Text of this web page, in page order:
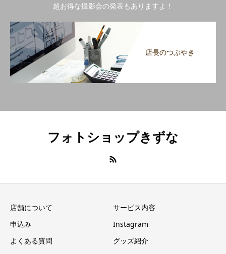
超お得な撮影会の発表もありますよ！
店長のつぶやき
フォトショップきずな
店舗について
サービス内容
申込み
Instagram
よくある質問
グッズ紹介